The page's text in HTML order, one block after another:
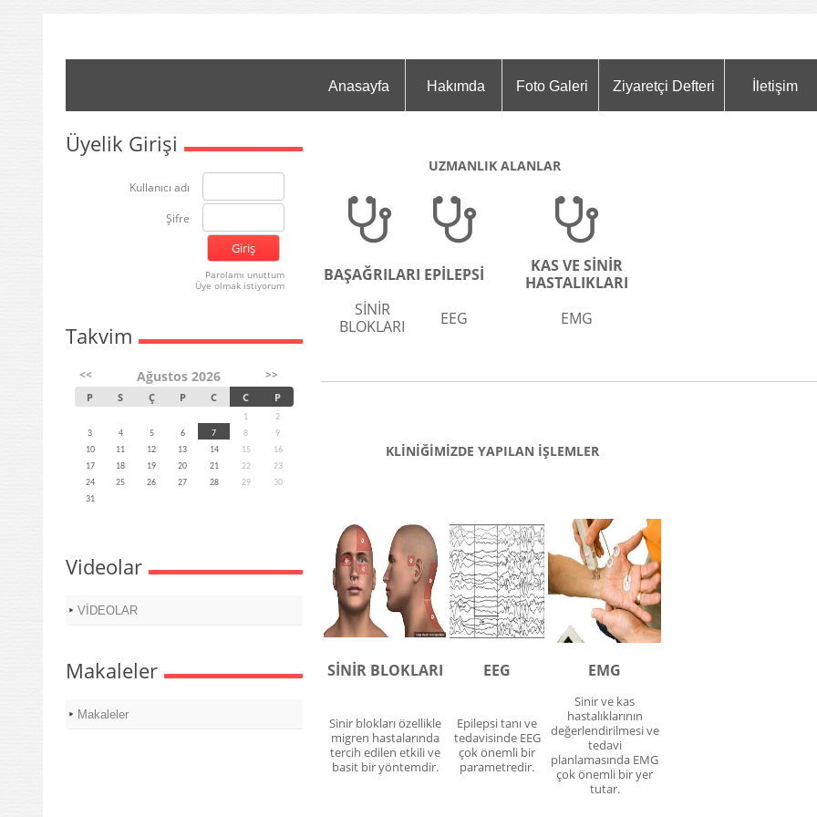
Anasayfa Hakımda Foto Galeri Ziyaretçi Defteri İletişim
Üyelik Girişi
Kullanıcı adı
Şifre
Parolamı unuttum
Üye olmak istiyorum
Takvim
<< Ağustos 2026 >>
P S Ç P C C P
1
2
3
4 5 6 7 8
9
10
11 12 13 14 15
16
17
18 19 20 21 22
23
24
25 26 27 28 29
30
31
Videolar
VİDEOLAR
Makaleler
Makaleler
UZMANLIK ALANLAR
BAŞAĞRILARI EPİLEPSİ
KAS VE SİNİR
HASTALIKLARI
SİNİR
BLOKLARI
EEG EMG
KLİNİĞİMİZDE YAPILAN İŞLEMLER
SİNİR BLOKLARI EEG EMG
Sinir blokları özellikle
migren hastalarında
tercih edilen etkili ve
basit bir yöntemdir.
Epilepsi tanı ve
tedavisinde EEG
çok önemli bir
parametredir.
Sinir ve kas
hastalıklarının
değerlendirilmesi ve
tedavi
planlamasında EMG
çok önemli bir yer
tutar.